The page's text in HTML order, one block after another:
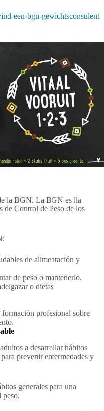
een-bgn-gewichtsconsulent
la BGN. La BGN es lla
de Control de Peso de los
de alimentación y
de peso o mantenerlo.
o dietas
formación profesional sobre
a desarrollar hábitos
prevenir enfermedades y
generales para una
peso.